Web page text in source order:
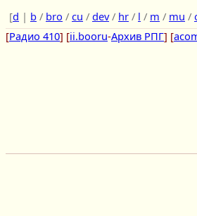
[d | b / bro / cu / dev/ hr / l / m / mu /
[Радио 410] [ii.booru-Архив РПГ] [